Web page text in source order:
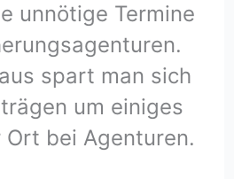
unnötige Termine
spart man sich
um einiges
Ort bei Agenturen.